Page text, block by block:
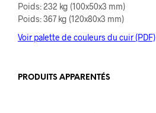
Poids: 232 kg (100x50x3 mm)
Poids: 367 kg (120x80x3 mm)
Voir palette de couleurs du cuir (PDF)
PRODUITS APPARENTÉS